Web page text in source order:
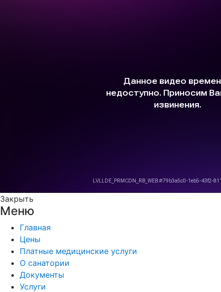
Закрыть
Меню
Главная
Цены
Платные медицинские услуги
О санатории
Документы
Услуги